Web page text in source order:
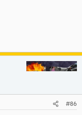
#86